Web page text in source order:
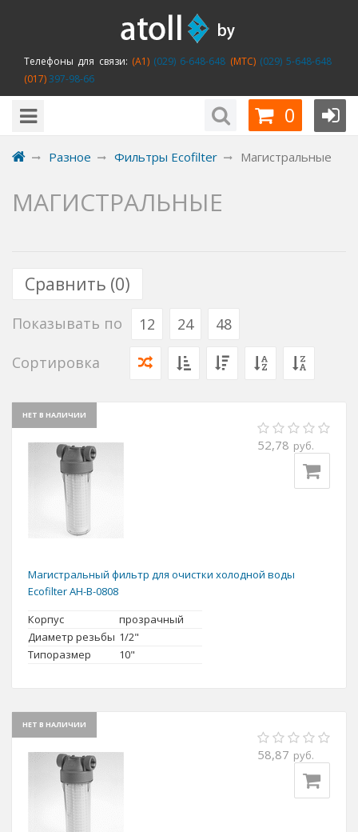
Телефоны для связи: (A1)(029) 6-648-648 (MTC)(029) 5-648-648
(017)397-98-66
0
Разное Фильтры Ecofilter Магистральные
МАГИСТРАЛЬНЫЕ
Сравнить (0)
Показывать по 12 24 48
Сортировка
НЕТ В НАЛИЧИИ
52,78 руб.
Магистральный фильтр для очистки холодной воды
Ecofilter AH-B-0808
Корпус
прозрачный
Диаметр резьбы 1/2"
Типоразмер
10"
НЕТ В НАЛИЧИИ
58,87 руб.